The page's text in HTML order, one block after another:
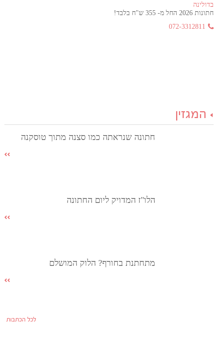
בדולינה
חתונות 2026 החל מ- 355 ש"ח בלבד!
072-3312811
המגזין
חתונה שנראתה כמו סצנה מתוך טוסקנה
הלו"ז המדויק ליום החתונה
מתחתנת בחורף? הלוק המושלם
לכל הכתבות